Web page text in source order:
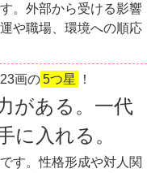
。外部から受ける影響
や職場、環境への順応
画の5つ星 ！
がある。一代
に入れる。
す。性格形成や対人関